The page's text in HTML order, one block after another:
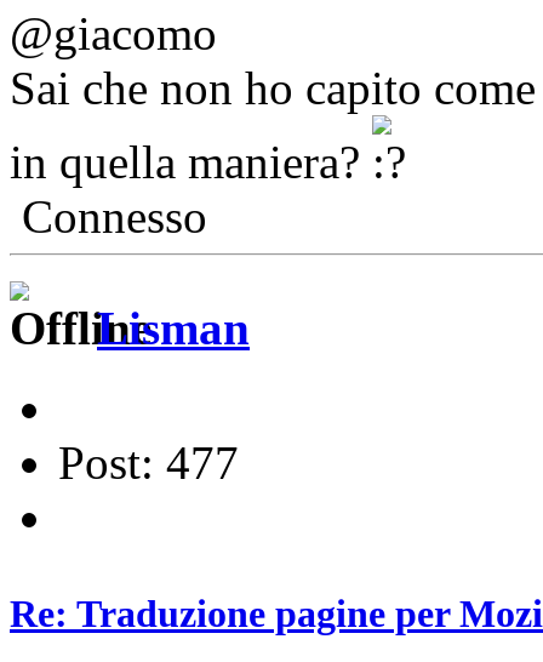
@giacomo
Sai che non ho capito
in quella maniera?
Connesso
Lisman
Post: 477
Re: Traduzione pagine per